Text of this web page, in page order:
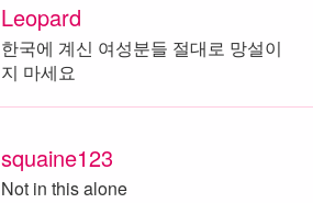
Leopard
한국에 계신 여성분들 절대로 망설이
지 마세요
squaine123
Not in this alone